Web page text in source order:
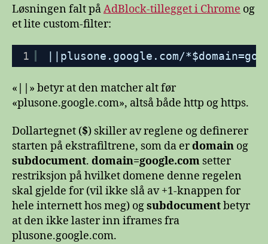
Løsningen falt påAdBlock-tillegget i Chrome og
et lite custom-filter:
1 ||plusone.google.com/
«
» betyr at den matcher alt før
«plusone.google.com», altså både http og https.
Dollartegnet ($) skiller av reglene og definerer
starten på ekstrafiltrene, som da erdomain og
subdocument. domain=google.com setter
restriksjon på hvilket domene denne regelen
skal gjelde for (vil ikke slå av +1-knappen for
hele internett hos meg) ogsubdocumentbetyr
at den ikke laster inn iframes fra
plusone.google.com.